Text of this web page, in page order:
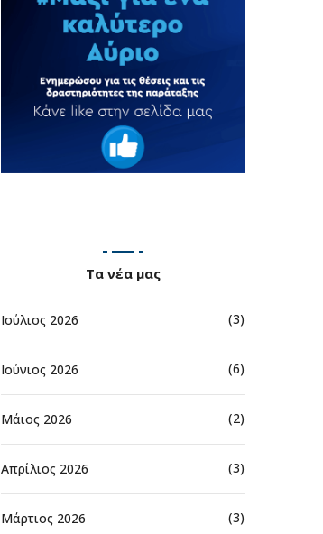
Τα νέα μας
Ιούλιος 2026 (3)
Ιούνιος 2026 (6)
Μάιος 2026 (2)
Απρίλιος 2026 (3)
Μάρτιος 2026 (3)